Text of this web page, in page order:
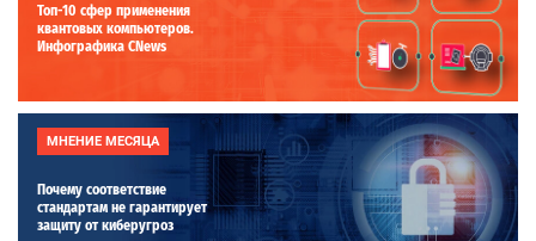
Топ-10 сфер применения
квантовых компьютеров.
Инфографика CNews
МНЕНИЕ МЕСЯЦА
Почему соответствие
стандартам не гарантирует
защиту от киберугроз